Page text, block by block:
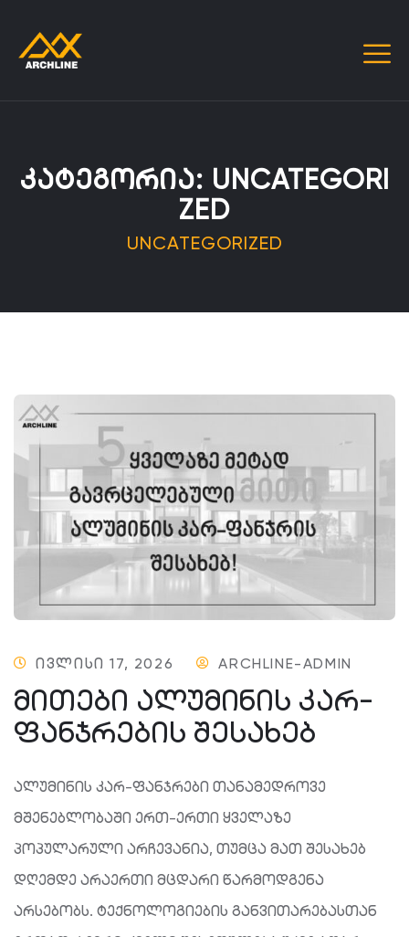
ᲙᲐᲢᲔᲒᲝᲠᲘᲐ: UNCATEGORI
ZED
UNCATEGORIZED
ᲘᲕᲚᲘᲡᲘ 17, 2026 ARCHLINE-ADMIN
ᲛᲘᲗᲔᲑᲘ ᲐᲚᲣᲛᲘᲜᲘᲡ ᲙᲐᲠ-
ᲤᲐᲜᲯᲠᲔᲑᲘᲡ ᲨᲔᲡᲐᲮᲔᲑ
ალუმინის კარ-ფანჯრები თანამედროვე
მშენებლობაში ერთ-ერთი ყველაზე
პოპულარული არჩევანია, თუმცა მათ შესახებ
დღემდე არაერთი მცდარი წარმოდგენა
არსებობს. ტექნოლოგიების განვითარებასთან